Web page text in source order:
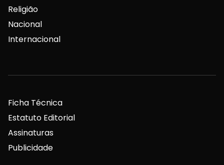
Religião
Nacional
Internacional
Ficha Técnica
Estatuto Editorial
Assinaturas
Publicidade